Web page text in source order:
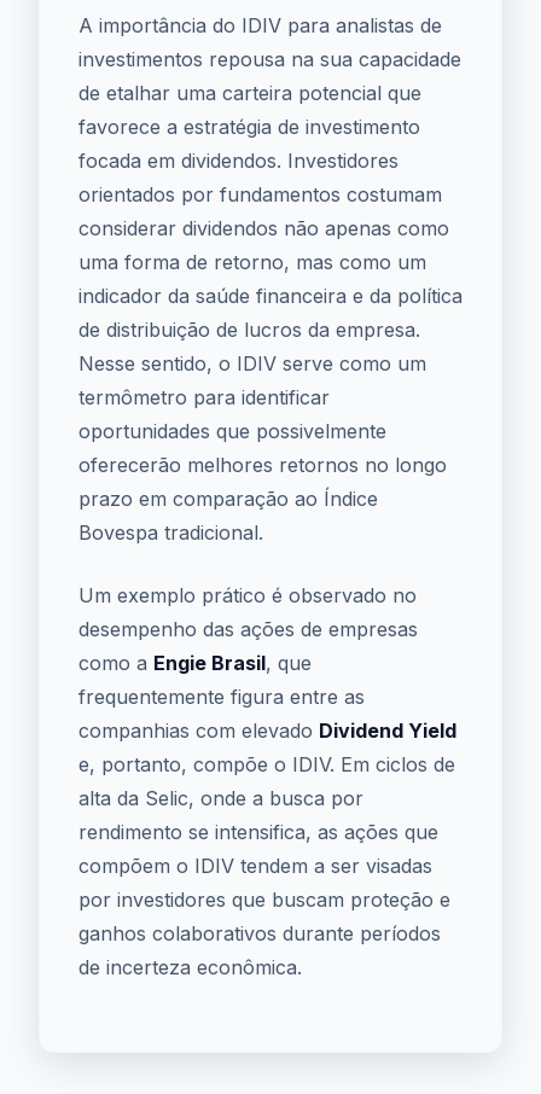
A importância do IDIV para analistas de
investimentos repousa na sua capacidade
de etalhar uma carteira potencial que
favorece a estratégia de investimento
focada em dividendos. Investidores
orientados por fundamentos costumam
considerar dividendos não apenas como
uma forma de retorno, mas como um
indicador da saúde financeira e da política
de distribuição de lucros da empresa.
Nesse sentido, o IDIV serve como um
termômetro para identificar
oportunidades que possivelmente
oferecerão melhores retornos no longo
prazo em comparação ao Índice
Bovespa tradicional.
Um exemplo prático é observado no
desempenho das ações de empresas
como a Engie Brasil, que
frequentemente figura entre as
companhias com elevado Dividend Yield
e, portanto, compõe o IDIV. Em ciclos de
alta da Selic, onde a busca por
rendimento se intensifica, as ações que
compõem o IDIV tendem a ser visadas
por investidores que buscam proteção e
ganhos colaborativos durante períodos
de incerteza econômica.